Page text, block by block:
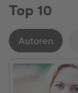
Top 10
Autoren